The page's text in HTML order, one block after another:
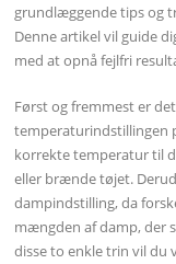
grundlæggende tips og
Denne artikel vil guide
med at opnå fejlfri
Først og fremmest er
temperaturindstillingen
korrekte temperatur til
eller brænde tøjet.
dampindstilling, da
mængden af damp, der
disse to enkle trin vil du